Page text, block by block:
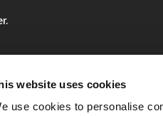
website uses cookies
use cookies to personalise